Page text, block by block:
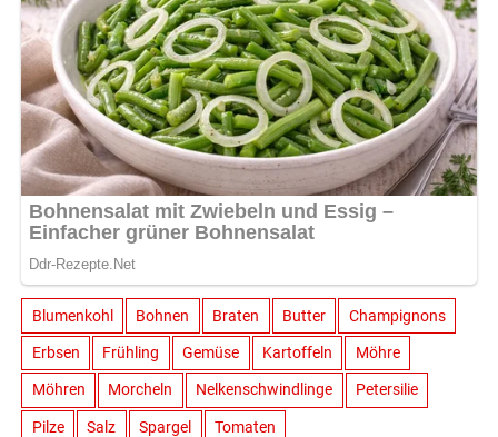
Blumenkohl Bohnen Braten Butter Champignons
Erbsen Frühling Gemüse Kartoffeln Möhre
Möhren Morcheln Nelkenschwindlinge Petersilie
Pilze Salz Spargel Tomaten